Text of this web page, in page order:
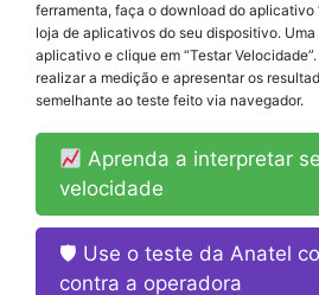
ferramenta, faça o download do aplicativo
loja de aplicativos do seu dispositivo.
aplicativo e clique em “Testar
realizar a medição e apresentar os
semelhante ao teste feito via navegador.
Aprenda a interpretar
velocidade
🛡 Use o teste da Anatel
contra a operadora